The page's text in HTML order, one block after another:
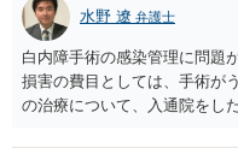
水野 遼 弁護士
白内障手術の感染管理に問題
損害の費目としては、手術が
の治療について、入通院をし
が残った場合には、後遺症に